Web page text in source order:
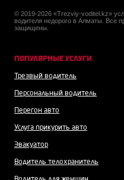
© 2019-2026 «Trezviy-voditel.kz»
водителя недорого в Алматы. Все
защищены.
ПОПУЛЯРНЫЕ УСЛУГИ
Трезвый водитель
Персональный водитель
Перегон авто
Услуга прикурить авто
Эвакуатор
Водитель телохранитель